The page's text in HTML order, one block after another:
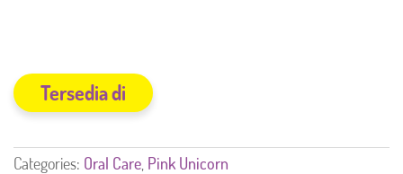
Tersedia di
Categories: Oral Care Pink Unicorn